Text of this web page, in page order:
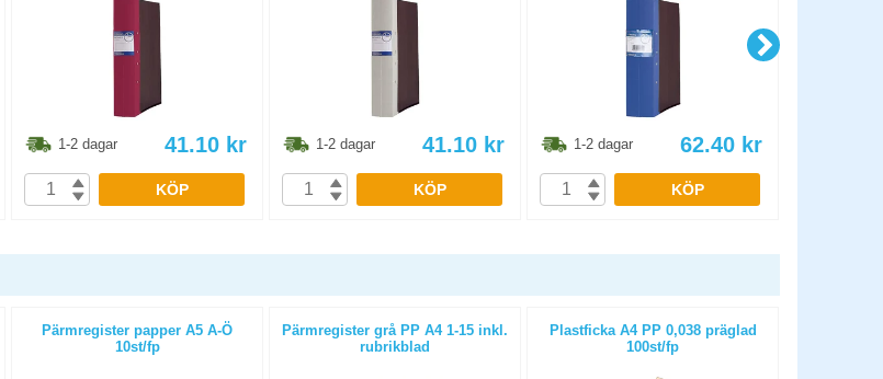
1-2 dagar 41.10 kr
KÖP
1-2 dagar 41.10 kr
KÖP
1-2 dagar 62.40 kr
KÖP
Pärmregister papper A5 A-Ö
10st/fp
Pärmregister grå PP A4 1-15 inkl.
rubrikblad
Plastficka A4 PP 0,038 präglad
100st/fp